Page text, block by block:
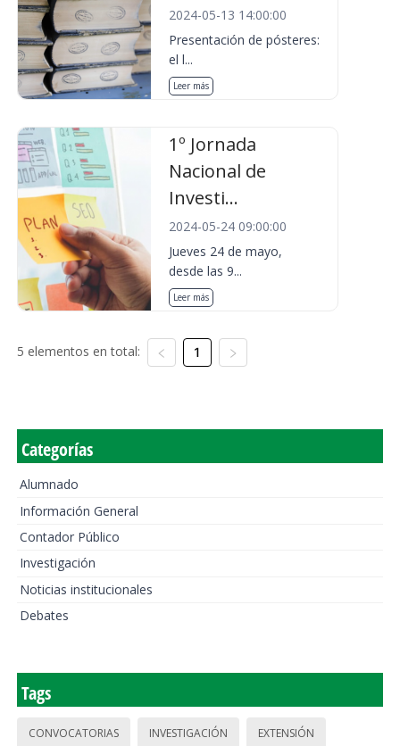
2024-05-13 14:00:00
Presentación de pósteres:
el l...
Leer más
1º Jornada
Nacional de
Investi...
2024-05-24 09:00:00
Jueves 24 de mayo,
desde las 9...
Leer más
5 elementos en total: 1
Categorías
Alumnado
Información General
Contador Público
Investigación
Noticias institucionales
Debates
Tags
CONVOCATORIAS INVESTIGACIÓN EXTENSIÓN